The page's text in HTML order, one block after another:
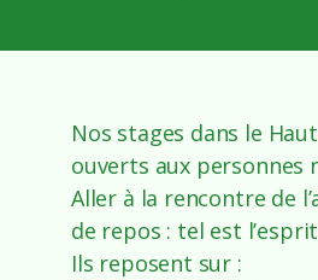
Nos stages dans le
ouverts aux personnes
Aller à la rencontre de
de repos : tel est
Ils reposent sur :